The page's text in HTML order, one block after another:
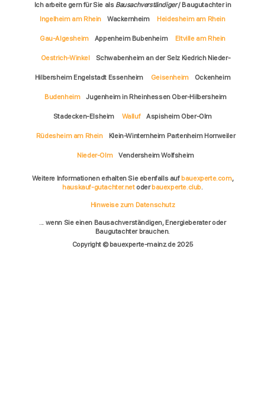
Ich arbeite gern für Sie als Bausachverständiger/ Baugutachter in
Ingelheim am Rhein
Wackernheim Heidesheim am Rhein
Gau-Algesheim Appenheim Bubenheim Eltville am Rhein
Oestrich-Winkel Schwabenheim an der Selz Kiedrich Nieder-
Hilbersheim Engelstadt Essenheim Geisenheim Ockenheim
Budenheim Jugenheim in Rheinhessen Ober-Hilbersheim
Stadecken-Elsheim Walluf Aspisheim Ober-Olm
Rüdesheim am Rhein Klein-Winternheim Partenheim Horrweiler
Nieder-Olm Vendersheim Wolfsheim
Weitere Informationen erhalten Sie ebenfalls auf bauexperte.com,
hauskauf-gutachter.netoderbauexperte.club.
Hinweise zum Datenschutz
... wenn Sie einen Bausachverständigen, Energieberater oder
Baugutachter brauchen.
Copyright © bauexperte-mainz.de 2025